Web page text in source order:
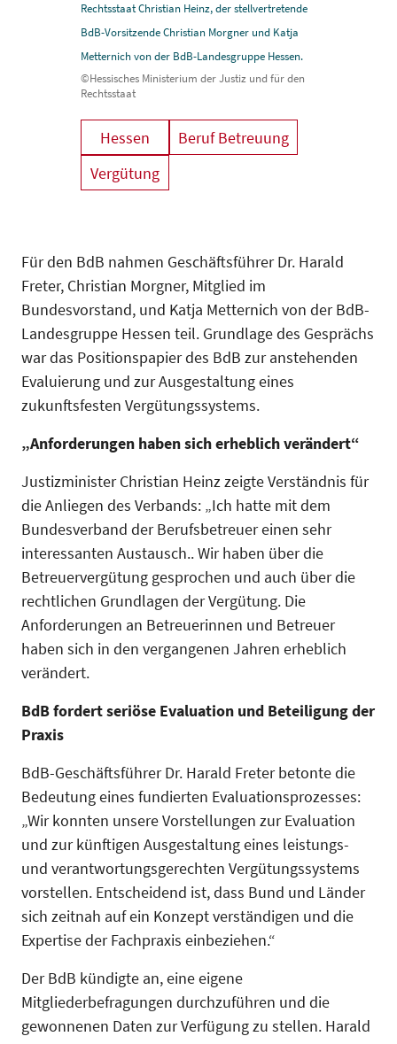
Rechtsstaat Christian Heinz, der stellvertretende
BdB-Vorsitzende Christian Morgner und Katja
Metternich von der BdB-Landesgruppe Hessen.
©Hessisches Ministerium der Justiz und für den
Rechtsstaat
Hessen
Beruf Betreuung
Vergütung
Für den BdB nahmen Geschäftsführer Dr. Harald
Freter, Christian Morgner, Mitglied im
Bundesvorstand, und Katja Metternich von der BdB-
Landesgruppe Hessen teil. Grundlage des Gesprächs
war das Positionspapier des BdB zur anstehenden
Evaluierung und zur Ausgestaltung eines
zukunftsfesten Vergütungssystems.
„Anforderungen haben sich erheblich verändert“
Justizminister Christian Heinz zeigte Verständnis für
die Anliegen des Verbands: „Ich hatte mit dem
Bundesverband der Berufsbetreuer einen sehr
interessanten Austausch.. Wir haben über die
Betreuervergütung gesprochen und auch über die
rechtlichen Grundlagen der Vergütung. Die
Anforderungen an Betreuerinnen und Betreuer
haben sich in den vergangenen Jahren erheblich
verändert.
BdB fordert seriöse Evaluation und Beteiligung der
Praxis
BdB-Geschäftsführer Dr. Harald Freter betonte die
Bedeutung eines fundierten Evaluationsprozesses:
„Wir konnten unsere Vorstellungen zur Evaluation
und zur künftigen Ausgestaltung eines leistungs-
und verantwortungsgerechten Vergütungssystems
vorstellen. Entscheidend ist, dass Bund und Länder
sich zeitnah auf ein Konzept verständigen und die
Expertise der Fachpraxis einbeziehen.“
Der BdB kündigte an, eine eigene
Mitgliederbefragungen durchzuführen und die
gewonnenen Daten zur Verfügung zu stellen. Harald